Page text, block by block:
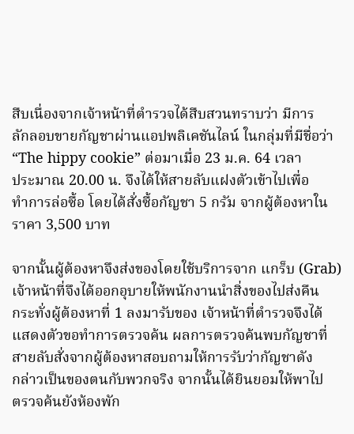
สืบเนื่องจากเจ้าหน้าที่ตำรวจได้สืบสวนทราบว่า มีการ
ลักลอบขายกัญชาผ่านแอปพลิเคชันไลน์ ในกลุ่มที่มีชื่อว่า
“The hippy cookie” ต่อมาเมื่อ 23 ม.ค. 64 เวลา
ประมาณ 20.00 น. จึงได้ให้สายลับแฝงตัวเข้าไปเพื่อ
ทำการล่อซื้อ โดยได้สั่งซื้อกัญชา 5 กรัม จากผู้ต้องหาใน
ราคา 3,500 บาท
จากนั้นผู้ต้องหาจึงส่งของโดยใช้บริการจาก แกร็บ (Grab)
เจ้าหน้าที่จึงได้ออกอุบายให้พนักงานนำสิ่งของไปส่งคืน
กระทั่งผู้ต้องหาที่ 1 ลงมารับของ เจ้าหน้าที่ตำรวจจึงได้
แสดงตัวขอทำการตรวจค้น ผลการตรวจค้นพบกัญชาที่
สายลับสั่งจากผู้ต้องหาสอบถามให้การรับว่ากัญชาดัง
กล่าวเป็นของตนกับพวกจริง จากนั้นได้ยินยอมให้พาไป
ตรวจค้นยังห้องพัก